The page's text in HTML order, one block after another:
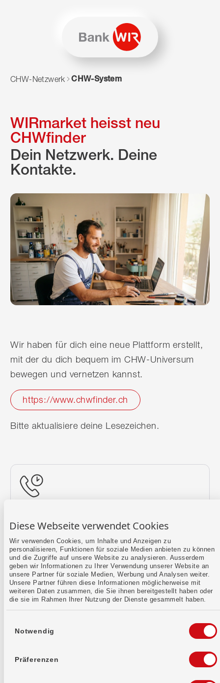
Diese Webseite verwendet Cookies
Wir verwenden Cookies, um Inhalte und Anzeigen zu
personalisieren, Funktionen für soziale Medien anbieten zu können
und die Zugriffe auf unsere Website zu analysieren. Ausserdem
geben wir Informationen zu Ihrer Verwendung unserer Website an
unsere Partner für soziale Medien, Werbung und Analysen weiter.
Unsere Partner führen diese Informationen möglicherweise mit
weiteren Daten zusammen, die Sie ihnen bereitgestellt haben oder
die sie im Rahmen Ihrer Nutzung der Dienste gesammelt haben.
Notwendig
Präferenzen
Zum Navigieren dieser Seite wird JavaScript benötigt.
CHW-Netzwerk CHW-System
WIRmarket heisst neu
CHWfinder
Dein Netzwerk. Deine
Kontakte.
Wir haben für dich eine neue Plattform erstellt,
mit der du dich bequem im CHW-Universum
bewegen und vernetzen kannst.
https://www.chwfinder.ch
Bitte aktualisiere deine Lesezeichen.
Mehr erfahren
Kontaktformular